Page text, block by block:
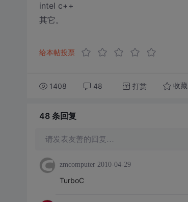
intel c++
其它。
给本帖投票
1408 48 打赏 收藏
48 条回复
请发表友善的回复…
zmcomputer 2010-04-29
TurboC